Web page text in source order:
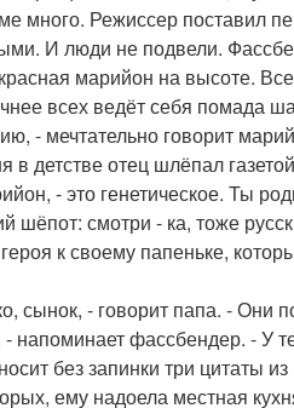
много. Режиссер поставил
И люди не подвели.
марийон на высоте.
всех ведёт себя помада
- мечтательно говорит
в детстве отец шлёпал
- это генетическое. Ты
смотри - ка, тоже
к своему папеньке,
сынок, - говорит папа. - Они
напоминает фассбендер. - У
без запинки три цитаты
ему надоела местная